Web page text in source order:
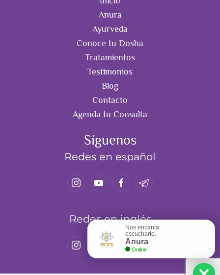
Anura
Ayurveda
Conoce tu Dosha
Tratamientos
Testimonios
Blog
Contacto
Agenda tu Consulta
Síguenos
Redes en español
Redes en inglés
Nos encanta
escucharte.
Anura
Online